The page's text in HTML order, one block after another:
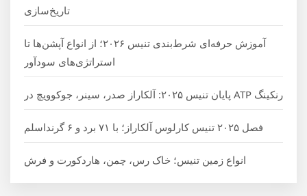
تاریخ‌سازی
آموزش حرفه‌ای شرط‌بندی تنیس ۲۰۲۶؛ از انواع آپشن‌ها تا
استراتژی‌های سودآور
رنکینگ ATP پایان تنیس ۲۰۲۵: آلکاراز صدر، سینر، جوکوویچ در
فصل ۲۰۲۵ تنیس کارلوس آلکاراز؛ با ۷۱ برد و ۶ گرنداسلم
انواع زمین تنیس؛ خاک رس، چمن، هاردکورت و فرش